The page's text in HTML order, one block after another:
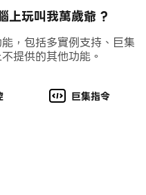
政……多角度還原古代宮
精緻家具任君挑選，裝扮
上玩叫我萬歲爺 ?
，包括多實例支持、巨集
提供的其他功能。
巨集指令